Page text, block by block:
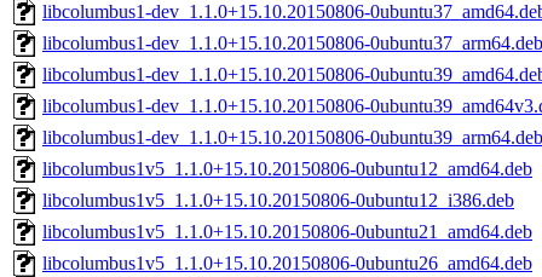
libcolumbus1-dev_1.1.0+15.10.20150806-
libcolumbus1-dev_1.1.0+15.10.20150806-0ubuntu37_arm64.deb
libcolumbus1-dev_1.1.0+15.10.20150806-
libcolumbus1-dev_1.1.0+15.10.20150806-
libcolumbus1-dev_1.1.0+15.10.20150806-0ubuntu39_arm64.deb
libcolumbus1v5_1.1.0+15.10.20150806-0ubuntu12_amd64.deb
libcolumbus1v5_1.1.0+15.10.20150806-0ubuntu12_i386.deb
libcolumbus1v5_1.1.0+15.10.20150806-0ubuntu21_amd64.deb
libcolumbus1v5_1.1.0+15.10.20150806-0ubuntu26_amd64.deb